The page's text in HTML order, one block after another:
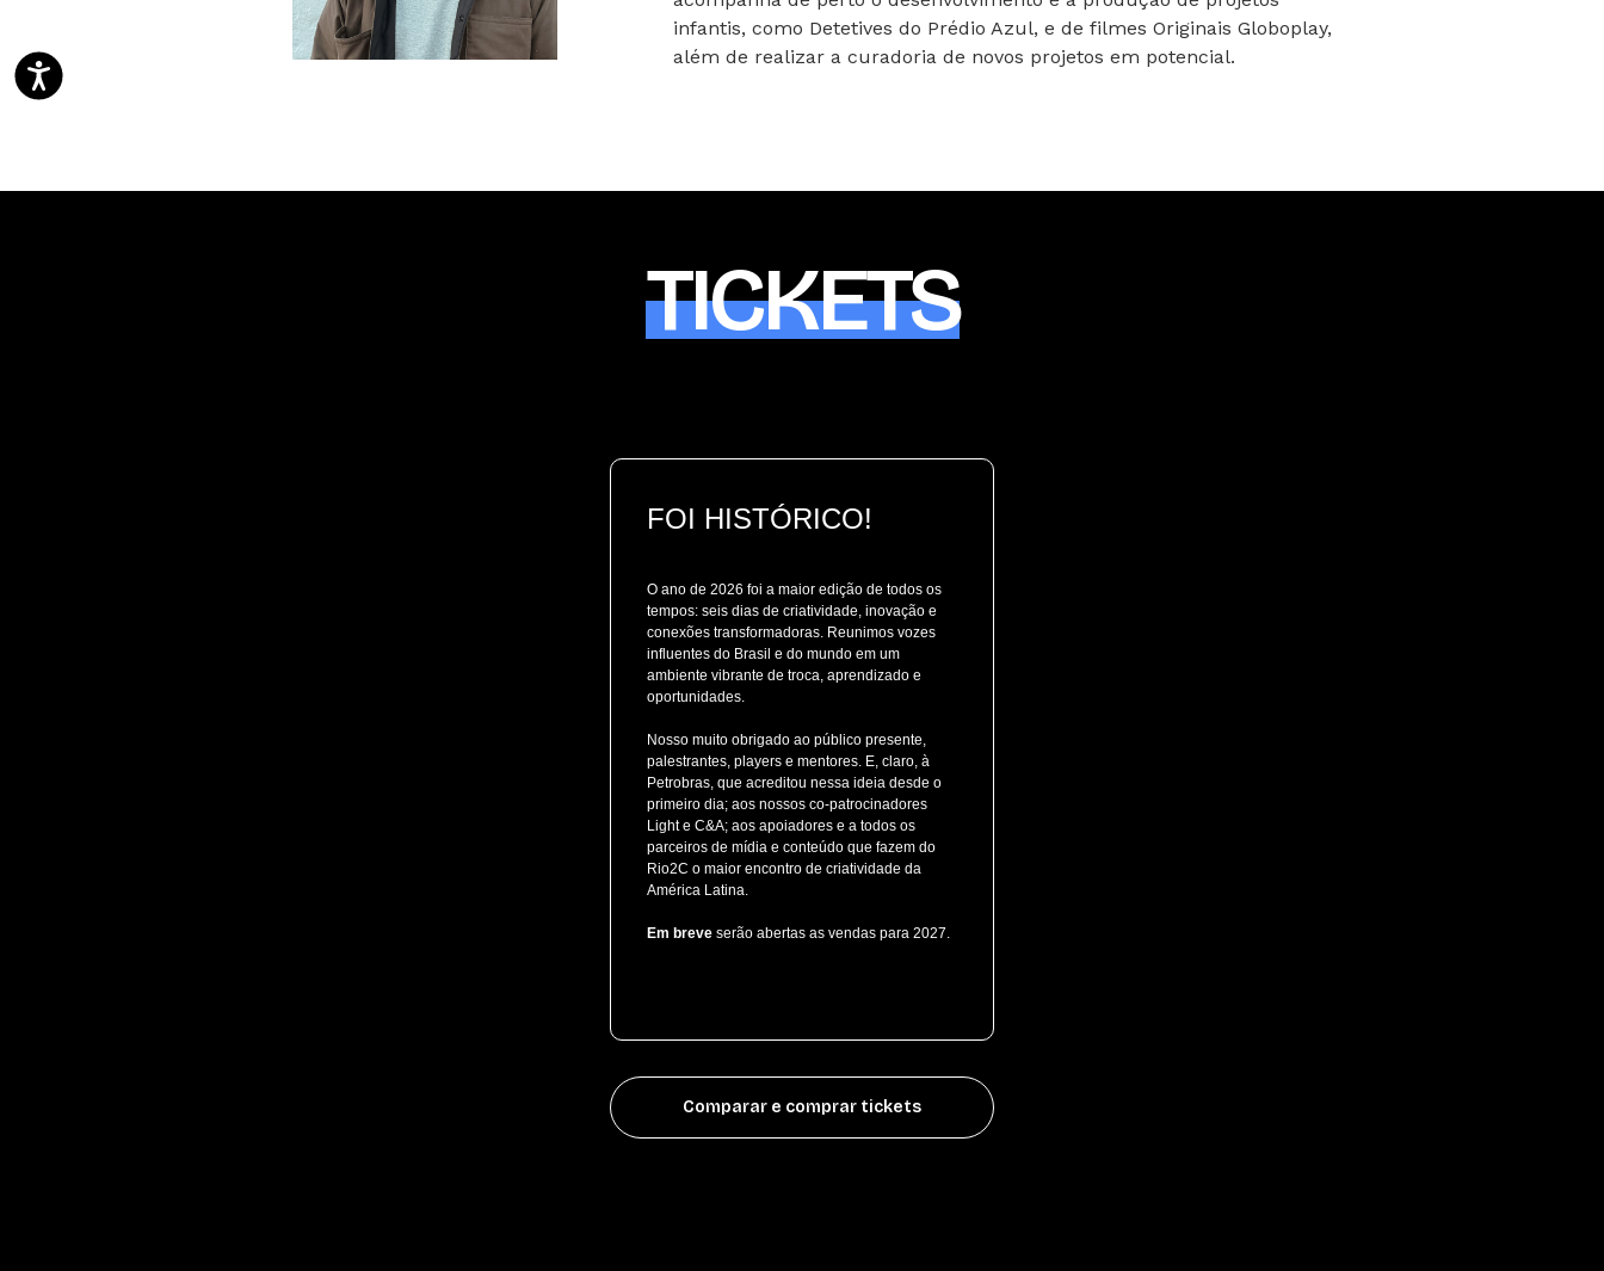
infantis, como Detetives do Prédio Azul, e de filmes Originais Globoplay,
além de realizar a curadoria de novos projetos em potencial.
TICKETS
FOI HISTÓRICO!
O ano de 2026 foi a maior edição de todos os
tempos: seis dias de criatividade, inovação e
conexões transformadoras. Reunimos vozes
influentes do Brasil e do mundo em um
ambiente vibrante de troca, aprendizado e
oportunidades.
Nosso muito obrigado ao público presente,
palestrantes, players e mentores. E, claro, à
Petrobras, que acreditou nessa ideia desde o
primeiro dia; aos nossos co-patrocinadores
Light e C&A; aos apoiadores e a todos os
parceiros de mídia e conteúdo que fazem do
Rio2C o maior encontro de criatividade da
América Latina.
Em breveserão abertas as vendas para 2027.
Comparar e comprar tickets